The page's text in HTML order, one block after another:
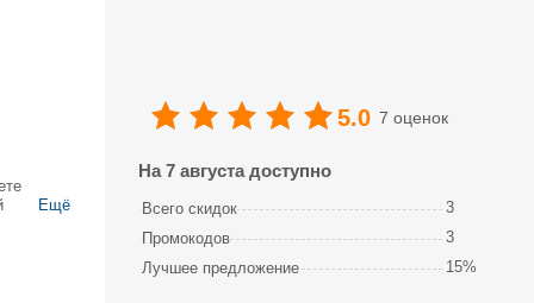
Ещё
5.0 7 оценок
На 7 августа доступно
Всего скидок
3
Промокодов
3
Лучшее предложение
15%